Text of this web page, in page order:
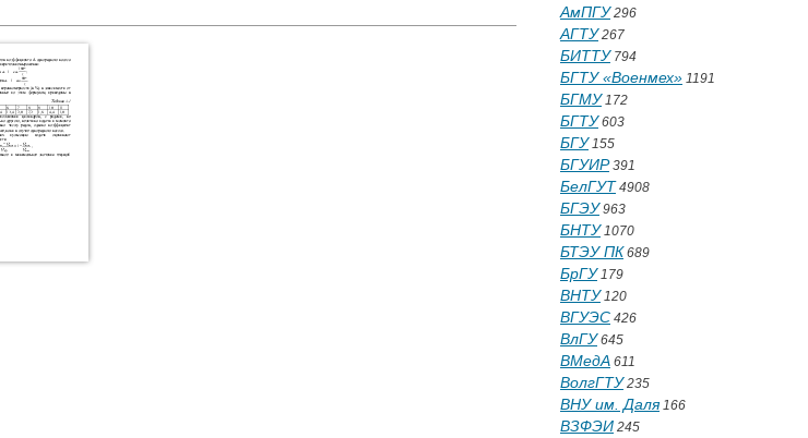
АмПГУ296
АГТУ267
БИТТУ794
БГТУ «Военмех» 1191
БГМУ172
БГТУ603
БГУ155
БГУИР391
БелГУТ 4908
БГЭУ963
БНТУ1070
БТЭУ ПК 689
БрГУ179
ВНТУ120
ВГУЭС 426
ВлГУ645
ВМедА 611
ВолгГТУ235
ВНУ им. Даля166
ВЗФЭИ 245